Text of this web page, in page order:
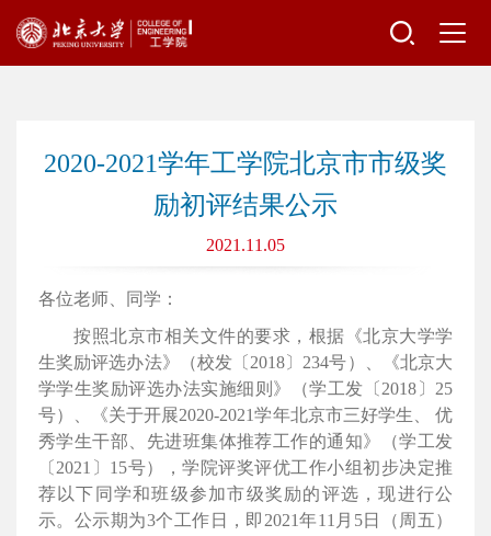
2020-2021学年工学院北京市市级奖
励初评结果公示
2021.11.05
各位老师、同学：
按照北京市相关文件的要求，根据《北京大学学
生奖励评选办法》（校发〔2018〕234号）、《北京大
学学生奖励评选办法实施细则》（学工发〔2018〕25
号）、《关于开展2020-2021学年北京市三好学生、 优
秀学生干部、先进班集体推荐工作的通知》（学工发
〔2021〕15号），学院评奖评优工作小组初步决定推
荐以下同学和班级参加市级奖励的评选，现进行公
示。公示期为3个工作日，即2021年11月5日（周五）